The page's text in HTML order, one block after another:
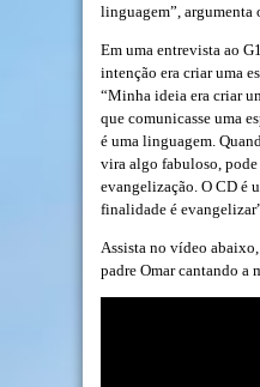
linguagem”, argumenta
Em uma entrevista ao
intenção era criar uma
“Minha ideia era criar
que comunicasse uma
é uma linguagem.
vira algo fabuloso,
evangelização. O CD é
finalidade é
Assista no vídeo
padre Omar cantando a